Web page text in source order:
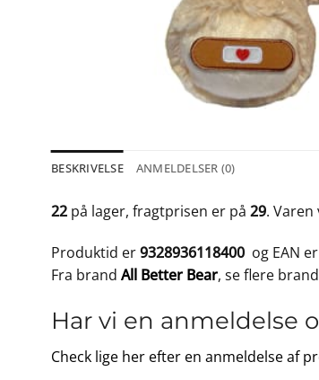
BESKRIVELSE ANMELDELSER (0)
22 på lager, fragtprisen er på 29. Varen
Produktid er9328936118400 og EAN er
Fra brand All Better Bear, se flere
Har vi en anmeldelse
Check lige her efter en anmeldelse af